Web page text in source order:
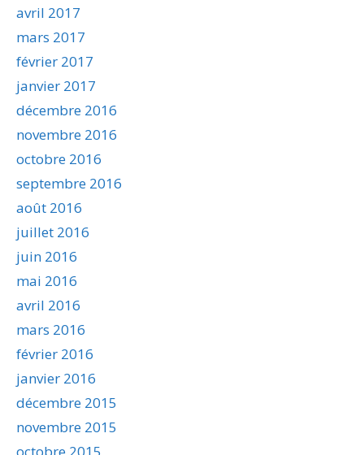
avril 2017
mars 2017
février 2017
janvier 2017
décembre 2016
novembre 2016
octobre 2016
septembre 2016
août 2016
juillet 2016
juin 2016
mai 2016
avril 2016
mars 2016
février 2016
janvier 2016
décembre 2015
novembre 2015
octobre 2015